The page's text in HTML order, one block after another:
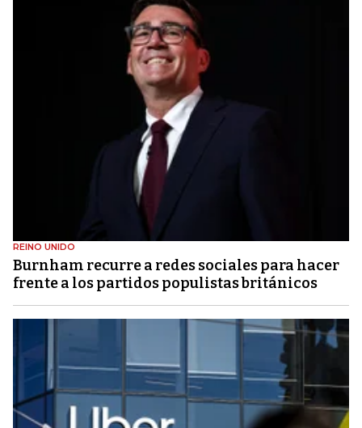
REINO UNIDO
Burnham recurre a redes sociales para hacer
frente a los partidos populistas británicos